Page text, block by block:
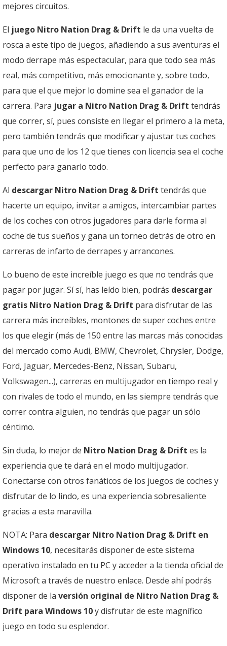
mejores circuitos.
El juego Nitro Nation Drag & Drift le da una vuelta de
rosca a este tipo de juegos, añadiendo a sus aventuras el
modo derrape más espectacular, para que todo sea más
real, más competitivo, más emocionante y, sobre todo,
para que el que mejor lo domine sea el ganador de la
carrera. Para jugar a Nitro Nation Drag & Drift tendrás
que correr, sí, pues consiste en llegar el primero a la meta,
pero también tendrás que modificar y ajustar tus coches
para que uno de los 12 que tienes con licencia sea el coche
perfecto para ganarlo todo.
Al descargar Nitro Nation Drag & Drift tendrás que
hacerte un equipo, invitar a amigos, intercambiar partes
de los coches con otros jugadores para darle forma al
coche de tus sueños y gana un torneo detrás de otro en
carreras de infarto de derrapes y arrancones.
Lo bueno de este increíble juego es que no tendrás que
pagar por jugar. Sí sí, has leído bien, podrás descargar
gratis Nitro Nation Drag & Drift para disfrutar de las
carrera más increíbles, montones de super coches entre
los que elegir (más de 150 entre las marcas más conocidas
del mercado como Audi, BMW, Chevrolet, Chrysler, Dodge,
Ford, Jaguar, Mercedes-Benz, Nissan, Subaru,
Volkswagen...), carreras en multijugador en tiempo real y
con rivales de todo el mundo, en las siempre tendrás que
correr contra alguien, no tendrás que pagar un sólo
céntimo.
Sin duda, lo mejor de Nitro Nation Drag & Drift es la
experiencia que te dará en el modo multijugador.
Conectarse con otros fanáticos de los juegos de coches y
disfrutar de lo lindo, es una experiencia sobresaliente
gracias a esta maravilla.
NOTA: Para descargar Nitro Nation Drag & Drift en
Windows 10, necesitarás disponer de este sistema
operativo instalado en tu PC y acceder a la tienda oficial de
Microsoft a través de nuestro enlace. Desde ahí podrás
disponer de la versión original de Nitro Nation Drag &
Drift para Windows 10y disfrutar de este magnífico
juego en todo su esplendor.